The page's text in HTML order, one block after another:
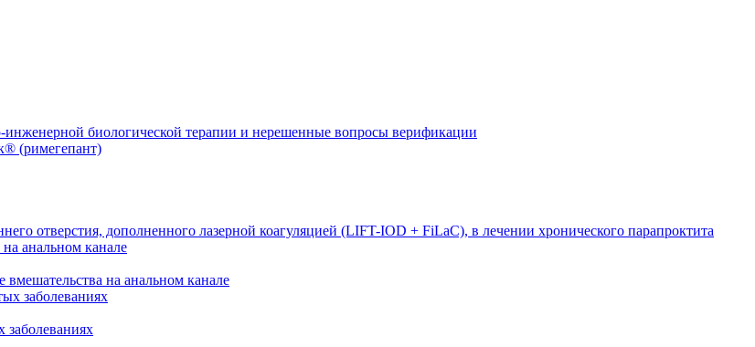
биологической терапии и нерешенные вопросы верификации
отверстия, дополненного лазерной коагуляцией (LIFT-IOD + FiLaC), в лечении хронического парапроктита
на анальном канале
заболеваниях